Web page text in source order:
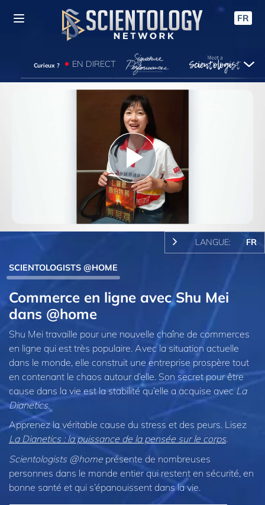
FR
Curieux ? EN DIRECT
Play
Video
LANGUE: FR
SCIENTOLOGISTS @HOME
Commerce en ligne avec Shu Mei
dans @home
Shu Mei travaille pour une nouvelle chaîne de commerces
en ligne qui est très populaire. Avec la situation actuelle
dans le monde, elle construit une entreprise prospère tout
en contenant le chaos autour d’elle. Son secret pour être
cause dans la vie est la stabilité qu’elle a acquise avec La
Dianetics.
Apprenez la véritable cause du stress et des peurs. Lisez
La Dianetics : la puissance de la pensée sur le corps.
Scientologists @home présente de nombreuses
personnes dans le monde entier qui restent en sécurité, en
bonne santé et qui s’épanouissent dans la vie.